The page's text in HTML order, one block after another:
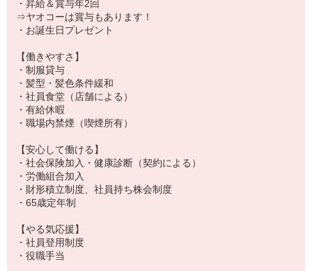
・昇給＆賞与年2回
⇒ヤオコーは賞与もあります！
・お誕生日プレゼント
【働きやすさ】
・制服貸与
・髪型・髪色条件緩和
・社員食堂（店舗による）
・有給休暇
・職場内禁煙（喫煙所有）
【安心して働ける】
・社会保険加入・健康診断（契約による）
・労働組合加入
・財形積立制度、社員持ち株会制度
・65歳定年制
【やる気応援】
・社員登用制度
・役職手当